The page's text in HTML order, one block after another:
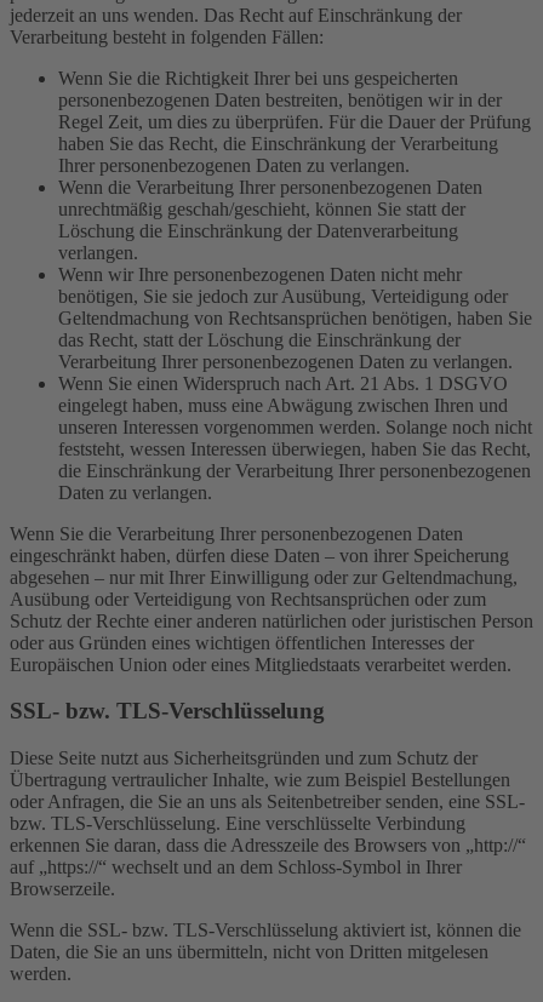
jederzeit an uns wenden. Das Recht auf Einschränkung der
Verarbeitung besteht in folgenden Fällen:
Wenn Sie die Richtigkeit Ihrer bei uns gespeicherten
personenbezogenen Daten bestreiten, benötigen wir in der
Regel Zeit, um dies zu überprüfen. Für die Dauer der Prüfung
haben Sie das Recht, die Einschränkung der Verarbeitung
Ihrer personenbezogenen Daten zu verlangen.
Wenn die Verarbeitung Ihrer personenbezogenen Daten
unrechtmäßig geschah/geschieht, können Sie statt der
Löschung die Einschränkung der Datenverarbeitung
verlangen.
Wenn wir Ihre personenbezogenen Daten nicht mehr
benötigen, Sie sie jedoch zur Ausübung, Verteidigung oder
Geltendmachung von Rechtsansprüchen benötigen, haben Sie
das Recht, statt der Löschung die Einschränkung der
Verarbeitung Ihrer personenbezogenen Daten zu verlangen.
Wenn Sie einen Widerspruch nach Art. 21 Abs. 1 DSGVO
eingelegt haben, muss eine Abwägung zwischen Ihren und
unseren Interessen vorgenommen werden. Solange noch nicht
feststeht, wessen Interessen überwiegen, haben Sie das Recht,
die Einschränkung der Verarbeitung Ihrer personenbezogenen
Daten zu verlangen.
Wenn Sie die Verarbeitung Ihrer personenbezogenen Daten
eingeschränkt haben, dürfen diese Daten – von ihrer Speicherung
abgesehen – nur mit Ihrer Einwilligung oder zur Geltendmachung,
Ausübung oder Verteidigung von Rechtsansprüchen oder zum
Schutz der Rechte einer anderen natürlichen oder juristischen Person
oder aus Gründen eines wichtigen öffentlichen Interesses der
Europäischen Union oder eines Mitgliedstaats verarbeitet werden.
SSL- bzw. TLS-Verschlüsselung
Diese Seite nutzt aus Sicherheitsgründen und zum Schutz der
Übertragung vertraulicher Inhalte, wie zum Beispiel Bestellungen
oder Anfragen, die Sie an uns als Seitenbetreiber senden, eine SSL-
bzw. TLS-Verschlüsselung. Eine verschlüsselte Verbindung
erkennen Sie daran, dass die Adresszeile des Browsers von „http://“
auf „https://“ wechselt und an dem Schloss-Symbol in Ihrer
Browserzeile.
Wenn die SSL- bzw. TLS-Verschlüsselung aktiviert ist, können die
Daten, die Sie an uns übermitteln, nicht von Dritten mitgelesen
werden.